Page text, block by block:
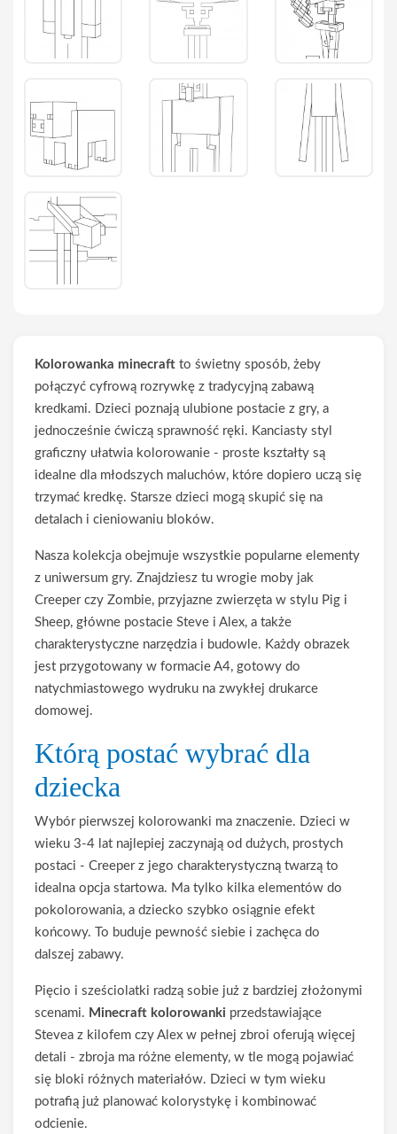
Kolorowanka minecraft to świetny sposób, żeby
połączyć cyfrową rozrywkę z tradycyjną zabawą
kredkami. Dzieci poznają ulubione postacie z gry, a
jednocześnie ćwiczą sprawność ręki. Kanciasty styl
graficzny ułatwia kolorowanie - proste kształty są
idealne dla młodszych maluchów, które dopiero uczą się
trzymać kredkę. Starsze dzieci mogą skupić się na
detalach i cieniowaniu bloków.
Nasza kolekcja obejmuje wszystkie popularne elementy
z uniwersum gry. Znajdziesz tu wrogie moby jak
Creeper czy Zombie, przyjazne zwierzęta w stylu Pig i
Sheep, główne postacie Steve i Alex, a także
charakterystyczne narzędzia i budowle. Każdy obrazek
jest przygotowany w formacie A4, gotowy do
natychmiastowego wydruku na zwykłej drukarce
domowej.
Którą postać wybrać dla
dziecka
Wybór pierwszej kolorowanki ma znaczenie. Dzieci w
wieku 3-4 lat najlepiej zaczynają od dużych, prostych
postaci - Creeper z jego charakterystyczną twarzą to
idealna opcja startowa. Ma tylko kilka elementów do
pokolorowania, a dziecko szybko osiągnie efekt
końcowy. To buduje pewność siebie i zachęca do
dalszej zabawy.
Pięcio i sześciolatki radzą sobie już z bardziej złożonymi
scenami. Minecraft kolorowanki przedstawiające
Stevea z kilofem czy Alex w pełnej zbroi oferują więcej
detali - zbroja ma różne elementy, w tle mogą pojawiać
się bloki różnych materiałów. Dzieci w tym wieku
potrafią już planować kolorystykę i kombinować
odcienie.